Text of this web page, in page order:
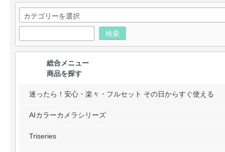
検索
総合メニュー
商品を探す
迷ったら！安心・楽々・フルセット その日からすぐ使える
AIカラーカメラシリーズ
Triseries